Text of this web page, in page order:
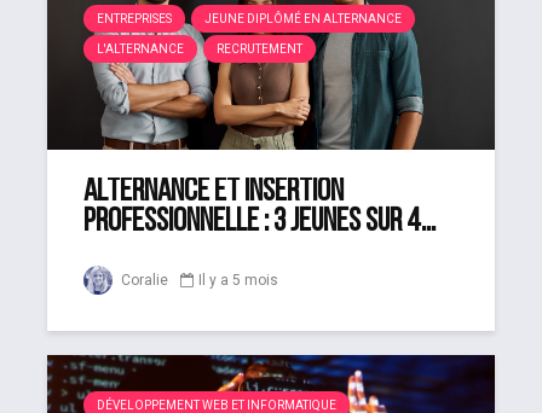
ENTREPRISES JEUNE DIPLÔMÉ EN ALTERNANCE
L'ALTERNANCE RECRUTEMENT
Alternance et insertion
professionnelle : 3 jeunes sur 4...
Coralie Il y a 5 mois
DÉVELOPPEMENT WEB ET INFORMATIQUE